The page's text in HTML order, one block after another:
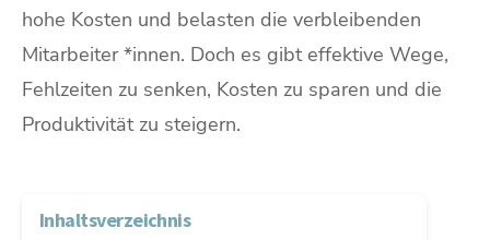
hohe Kosten und belasten die verbleibenden
Mitarbeiter *innen. Doch es gibt effektive Wege,
Fehlzeiten zu senken, Kosten zu sparen und die
Produktivität zu steigern.
Inhaltsverzeichnis